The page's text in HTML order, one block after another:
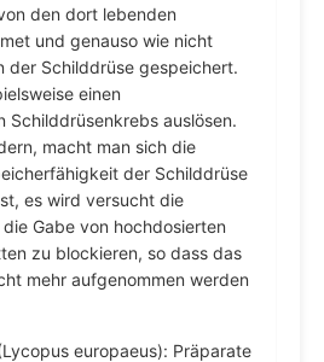
den dort lebenden
und genauso wie nicht
der Schilddrüse gespeichert.
einen
Schilddrüsenkrebs auslösen.
macht man sich die
der Schilddrüse
es wird versucht die
Gabe von hochdosierten
zu blockieren, so dass das
mehr aufgenommen werden
europaeus): Präparate